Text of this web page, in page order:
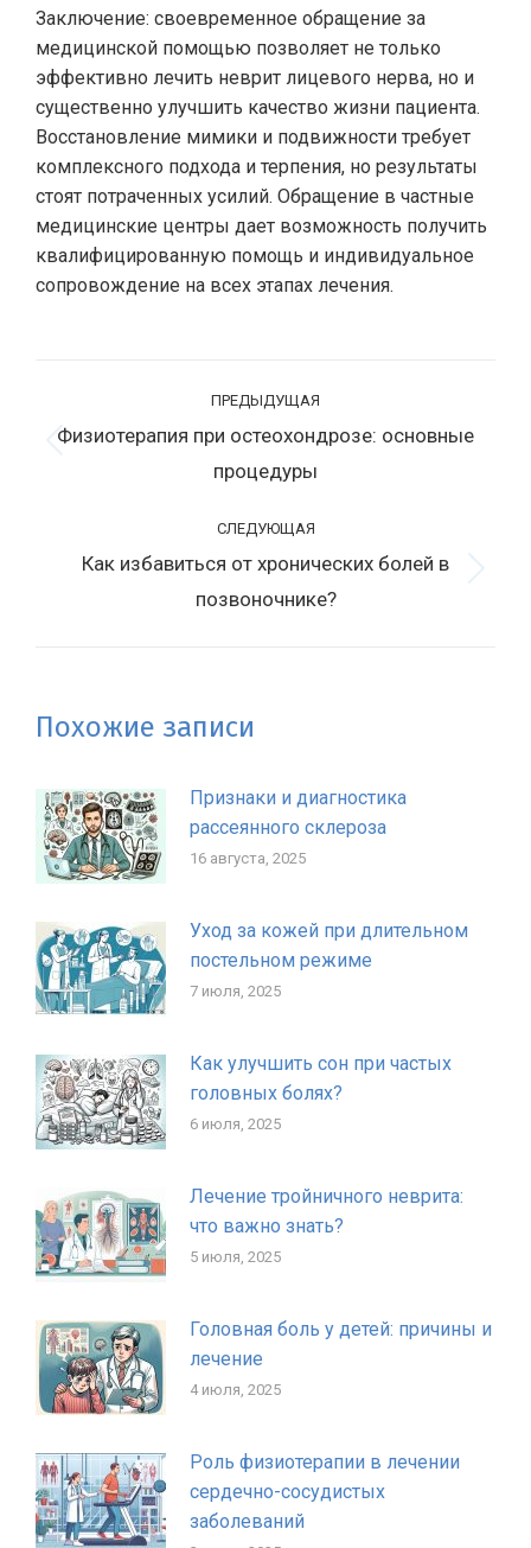
Заключение: своевременное обращение за
медицинской помощью позволяет не только
эффективно лечить неврит лицевого нерва, но и
существенно улучшить качество жизни пациента.
Восстановление мимики и подвижности требует
комплексного подхода и терпения, но результаты
стоят потраченных усилий. Обращение в частные
медицинские центры дает возможность получить
квалифицированную помощь и индивидуальное
сопровождение на всех этапах лечения.
записям
ПРЕДЫДУЩАЯ
Предыдущая
запись:
Физиотерапия при остеохондрозе: основные
процедуры
СЛЕДУЮЩАЯ
Следующая
запись:
Как избавиться от хронических болей в
позвоночнике?
Похожие записи
Признаки и диагностика
рассеянного склероза
16 августа, 2025
Уход за кожей при длительном
постельном режиме
7 июля, 2025
Как улучшить сон при частых
головных болях?
6 июля, 2025
Лечение тройничного неврита:
что важно знать?
5 июля, 2025
Головная боль у детей: причины и
лечение
4 июля, 2025
Роль физиотерапии в лечении
сердечно-сосудистых
заболеваний